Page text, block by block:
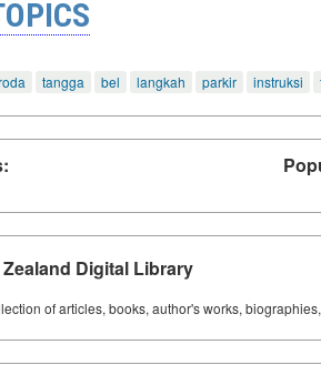
tangga bel langkah parkir instruksi
Zealand Digital Library
of articles, books, author's works,